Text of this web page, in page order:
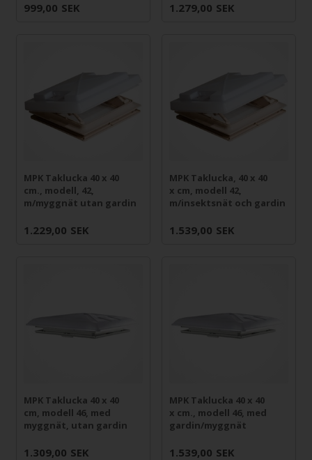
999,00 SEK 1.279,00 SEK
MPK Taklucka 40 x 40
cm., modell, 42,
m/myggnät utan gardin
1.229,00 SEK
MPK Taklucka, 40 x 40
x cm, modell 42,
m/insektsnät och gardin
1.539,00 SEK
MPK Taklucka 40 x 40
cm, modell 46, med
myggnät, utan gardin
1.309,00 SEK
MPK Taklucka 40 x 40
x cm., modell 46, med
gardin/myggnät
1.539,00 SEK